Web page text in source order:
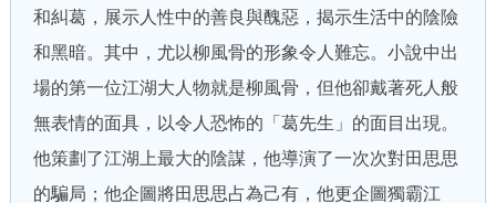
和糾葛，展示人性中的善良與醜惡，揭示生活中的陰險
和黑暗。其中，尤以柳風骨的形象令人難忘。小說中出
場的第一位江湖大人物就是柳風骨，但他卻戴著死人般
無表情的面具，以令人恐怖的「葛先生」的面目出現。
他策劃了江湖上最大的陰謀，他導演了一次次對田思思
的騙局；他企圖將田思思占為己有，他更企圖獨霸江